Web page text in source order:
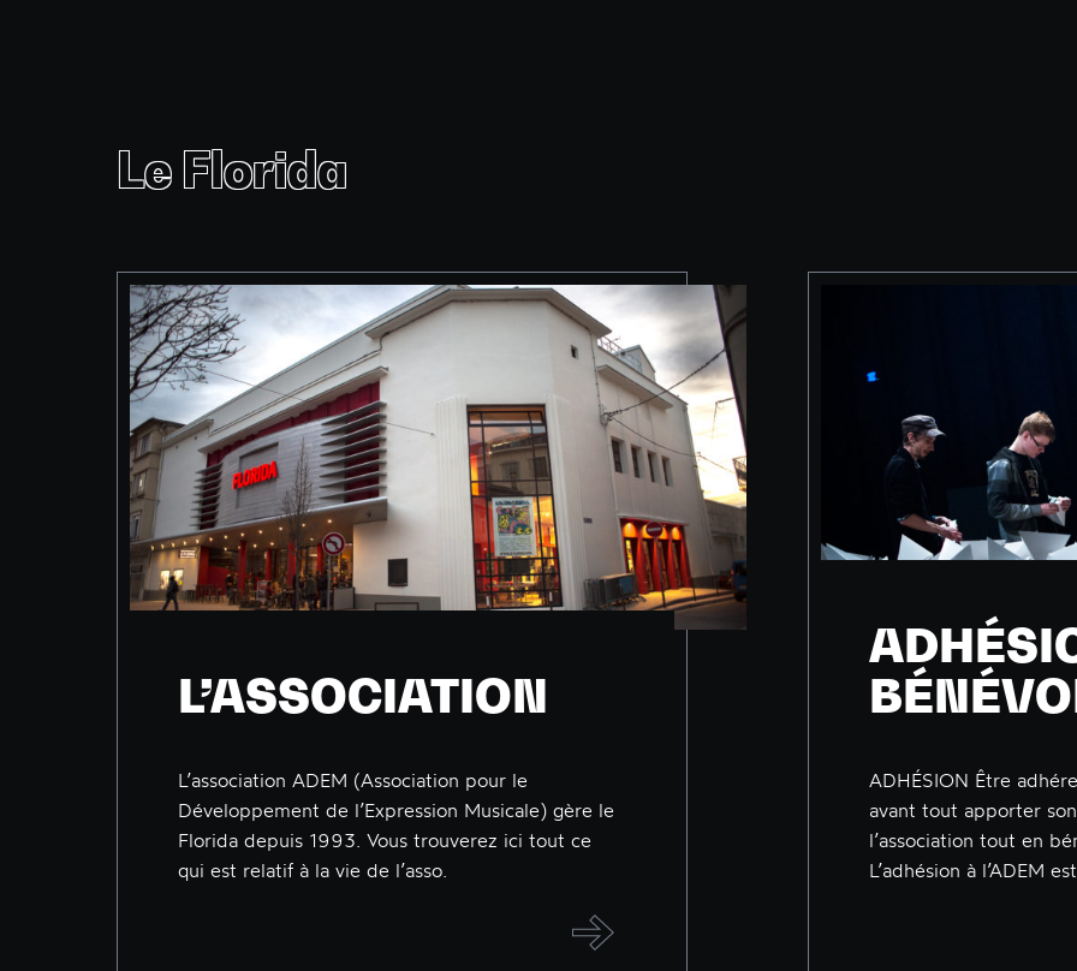
Le Florida
L’ASSOCIATION
L’association ADEM (Association pour le
Développement de l’Expression Musicale) gère le
Florida depuis 1993. Vous trouverez ici tout ce
qui est relatif à la vie de l’asso.
ADHÉSION Être
avant tout apporter
l’association tout en
L’adhésion à l’ADEM